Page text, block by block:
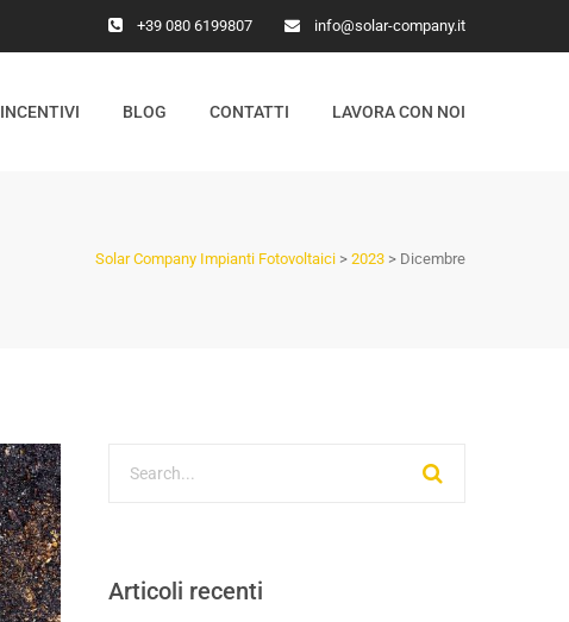
+39 080 6199807 info@solar-company.it
INCENTIVI BLOG CONTATTI LAVORA CON NOI
Solar Company Impianti Fotovoltaici > 2023 > Dicembre
Articoli recenti